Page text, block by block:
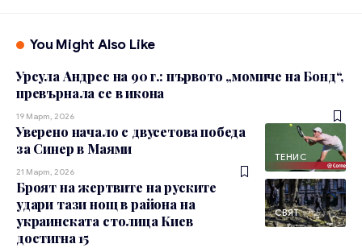
You Might Also Like
Урсула Андрес на 90 г.: първото „момиче на Бонд“,
превърнала се в икона
19 Март, 2026
ТЕНИС
Уверено начало с двусетова победа
за Синер в Маями
21 Март, 2026
СВЯТ
Броят на жертвите на руските
удари тази нощ в района на
украинската столица Киев
достигна 15